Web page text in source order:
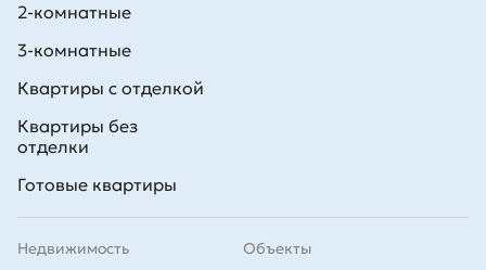
2-комнатные
3-комнатные
Квартиры с отделкой
Квартиры без
отделки
Готовые квартиры
Недвижимость Объекты